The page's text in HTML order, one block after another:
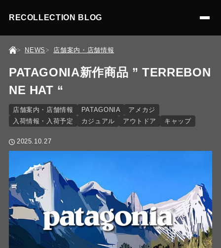
RECOLLECTION BLOG
NEWS 店舗案内・店舗情報
PATAGONIA新作商品 ” TERREBON
NE HAT “
店舗案内・店舗情報 PATAGONIA
アメカジ
入荷情報・入荷予定
カジュアル アウトドア キャップ
2025.10.27